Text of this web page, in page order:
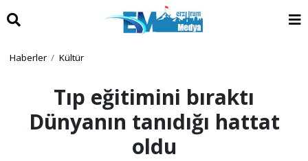
Haberler Kültür
Tıp eğitimini bıraktı
Dünyanın tanıdığı hattat
oldu